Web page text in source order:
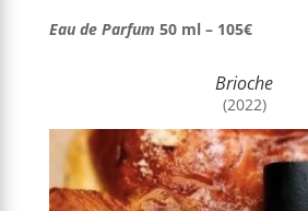
Eau de Parfum 50 ml – 105€
Brioche
(2022)